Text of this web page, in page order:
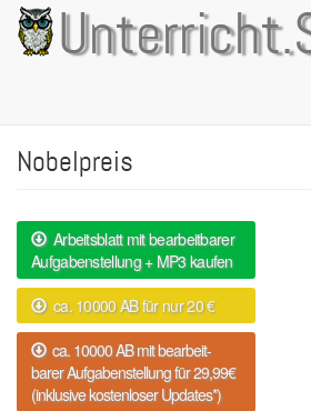
Direkt
zum
Inhalt
Nobelpreis
Arbeitsblatt mit bearbeitbarer
Aufgabenstellung + MP3 kaufen
ca. 10000 AB für nur 20 €
ca. 10000 AB mit bearbeit-
barer Aufgabenstellung für 29,99€
(inklusive kostenloser Updates*)